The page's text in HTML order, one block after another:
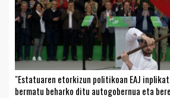
"Estatuaren etorkizun politikoan EAJ
bermatu beharko ditu autogobernua eta